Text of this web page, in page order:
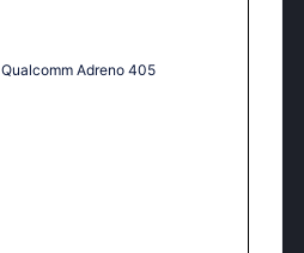
Qualcomm Adreno 405